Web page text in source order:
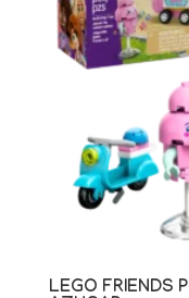
LEGO FRIENDS